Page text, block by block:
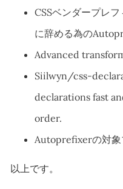
CSSベンダープレ
に辞める為の
Advanced
Siilwyn/css-
declarations fast
order.
Autoprefixerの対象
以上です。